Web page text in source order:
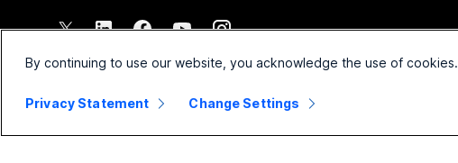
2026 Cisco og/eller tilknyttede selskaper. Med enerett.
By continuing to use our website, you acknowledge the use of cookies.
Privacy Statement Change Settings